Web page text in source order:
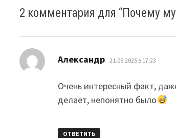
2 комментария для “Почему
Александр 21.06.2025 в 17:23
Очень интересный факт,
делает, непонятно было
ОТВЕТИТЬ